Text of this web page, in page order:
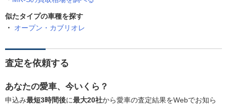
似たタイプの車種を探す
オープン・カブリオレ
査定を依頼する
あなたの愛車、今いくら？
申込み最短3時間後に最大20社から愛車の査定結果をWebでお知ら